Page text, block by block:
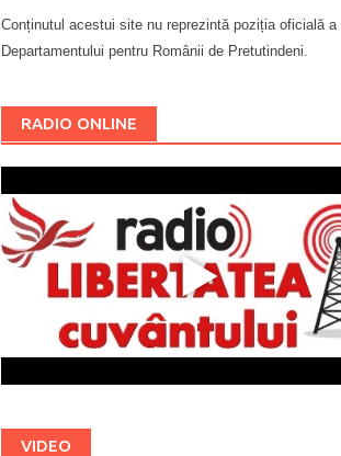
Conținutul acestui site nu reprezintă poziția oficială a
Departamentului pentru Românii de Pretutindeni.
RADIO ONLINE
VIDEO